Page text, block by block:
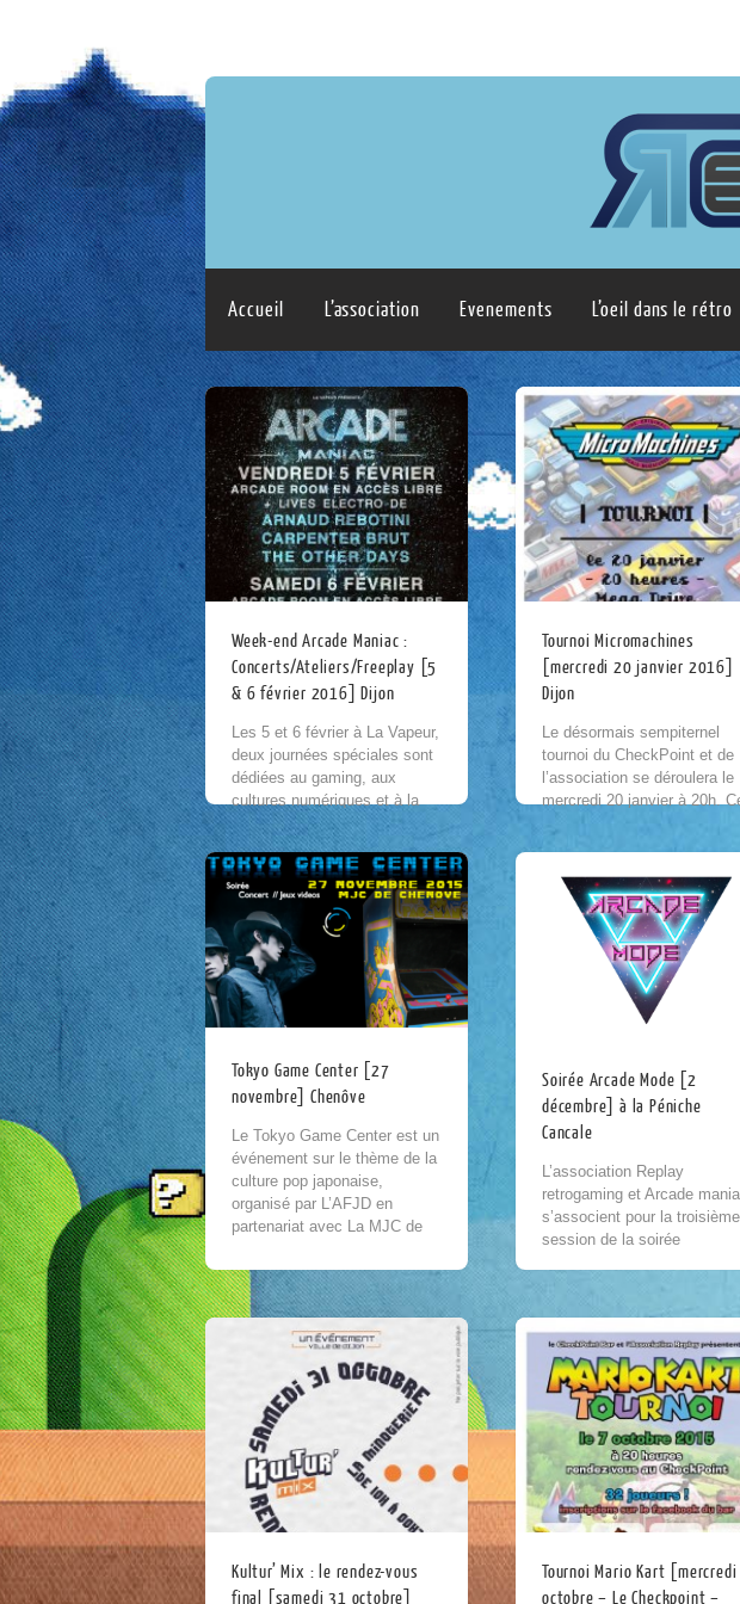
Accueil L’association Evenements L’oeil dans le rétro
Week-end Arcade Maniac :
Concerts/Ateliers/Freeplay [5
& 6 février 2016] Dijon
Les 5 et 6 février à La Vapeur,
deux journées spéciales sont
dédiées au gaming, aux
cultures numériques et à la
musique électronique. Au
programme, des ateliers
autour de la...
Tournoi Micromachines
[mercredi 20 janvier 2016]
Dijon
Le désormais sempiternel
tournoi du CheckPoint et de
l’association se déroulera le
mercredi 20 janvier à 20h.
Tokyo Game Center [27
novembre] Chenôve
Le Tokyo Game Center est un
événement sur le thème de la
culture pop japonaise,
organisé par L’AFJD en
partenariat avec La MJC de
Replay, Arcade...
Soirée Arcade Mode [2
décembre] à la Péniche
Cancale
L’association Replay
retrogaming et Arcade
s’associent pour la troisième
session de la soirée
19h avec...
Kultur’ Mix : le rendez-vous
final [samedi 31 octobre]
Tournoi Mario Kart [mercredi
octobre – Le Checkpoint –